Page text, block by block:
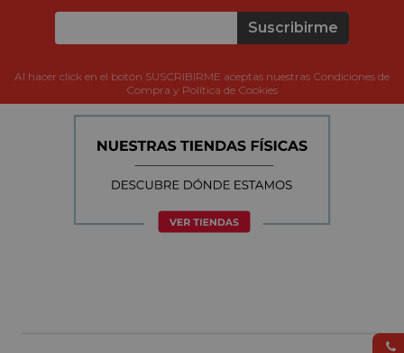
Suscribirme
Al hacer click en el botón SUSCRIBIRME aceptas nuestras Condiciones de
Compra y Política de Cookies